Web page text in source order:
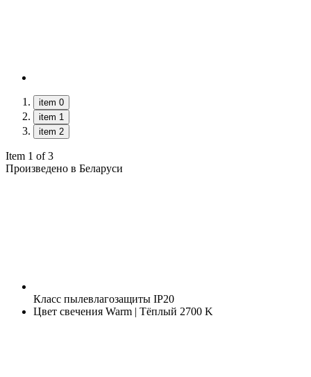
item 0
item 1
item 2
Item 1 of 3
Произведено в Беларуси
Класс пылевлагозащиты IP20
Цвет свечения Warm | Тёплый 2700 K